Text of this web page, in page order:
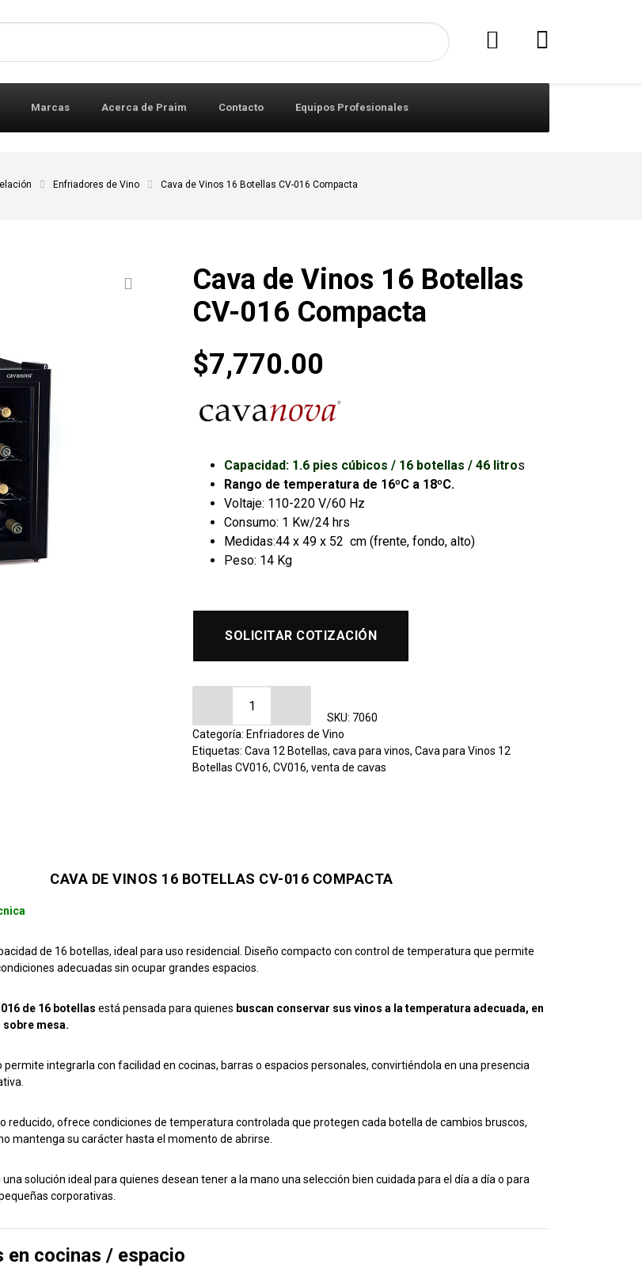
Marcas Acerca de Praim Contacto Equipos Profesionales
Enfriadores de Vino Cava de Vinos 16 Botellas CV-016 Compacta
Cava de Vinos 16 Botellas
CV-016 Compacta
$7,770.00
Capacidad: 1.6 pies cúbicos / 16 botellas / 46 litros
Rango de temperatura de 16ºC a 18ºC.
Voltaje: 110-220 V/60 Hz
Consumo: 1 Kw/24 hrs
Medidas:44 x 49 x 52 cm (frente, fondo, alto)
Peso: 14 Kg
SOLICITAR COTIZACIÓN
Cava de Vinos 16 Botellas CV-016 Compacta cantidad
SKU: 7060
Categoría: Enfriadores de Vino
Etiquetas:Cava 12 Botellas,cava para vinos,Cava para Vinos 12
Botellas CV016,CV016,venta de cavas
CAVA DE VINOS 16 BOTELLAS CV-016 COMPACTA
de 16 botellas, ideal para uso residencial. Diseño compacto con control de temperatura que permite
adecuadas sin ocupar grandes espacios.
de 16 botellas está pensada para quienes buscan conservar sus vinos a la temperatura adecuada, en
mesa.
integrarla con facilidad en cocinas, barras o espacios personales, convirtiéndola en una presencia
reducido, ofrece condiciones de temperatura controlada que protegen cada botella de cambios bruscos,
mantenga su carácter hasta el momento de abrirse.
solución ideal para quienes desean tener a la mano una selección bien cuidada para el día a día o para
corporativas.
en cocinas / espacio